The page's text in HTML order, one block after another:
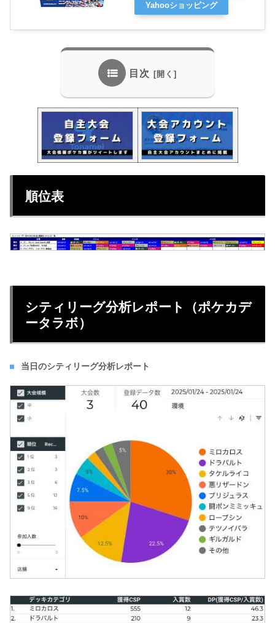
Yahooショッピング
目次
順位表
シティリーグ分析レポート（ポケカデ
ータラボ）
当日のシティリーグ分析レポート